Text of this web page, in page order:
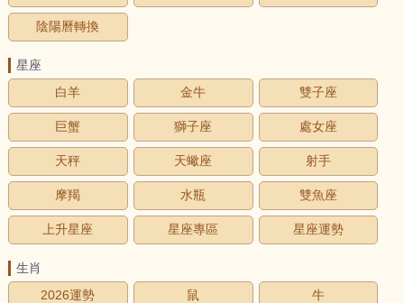
陰陽曆轉換
星座
白羊
金牛 雙子座
巨蟹 獅子座 處女座
天秤 天蠍座 射手
摩羯 水瓶 雙魚座
上升星座 星座專區 星座運勢
生肖
2026運勢
鼠 牛